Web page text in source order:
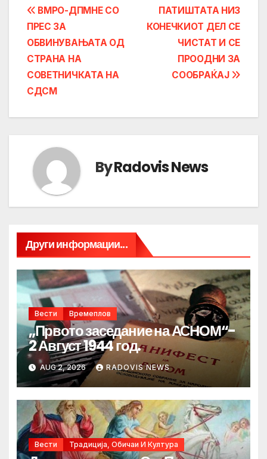
Post
navigation
ПАТИШТАТА НИЗ
КОНЕЧКИОТ ДЕЛ СЕ
ЧИСТАТ И СЕ
ПРООДНИ ЗА
СООБРАЌАЈ
ВМРО-ДПМНЕ СО
ПРЕС ЗА
ОБВИНУВАЊАТА ОД
СТРАНА НА
СОВЕТНИЧКАТА НА
СДСМ
ByRadovis News
Други информации...
Вести Времеплов
„Првото заседание на АСНОМ“-
2 Август 1944 год.
AUG 2, 2026 RADOVIS NEWS
Вести Традиција, Обичаи И Култура